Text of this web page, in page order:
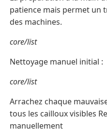
patience mais permet un
des machines.
core/list
Nettoyage manuel initial :
core/list
Arrachez chaque
tous les cailloux visibles
manuellement